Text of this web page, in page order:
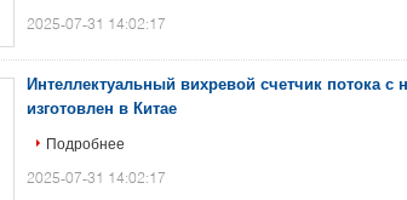
2025-07-31 14:02:17
Интеллектуальный вихревой счетчик потока с
изготовлен в Китае
Подробнее
2025-07-31 14:02:17